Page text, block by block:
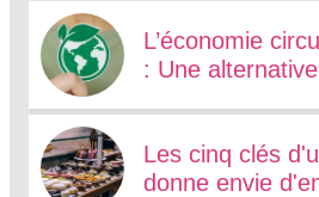
L’économie
: Une
Les cinq clés
donne envie